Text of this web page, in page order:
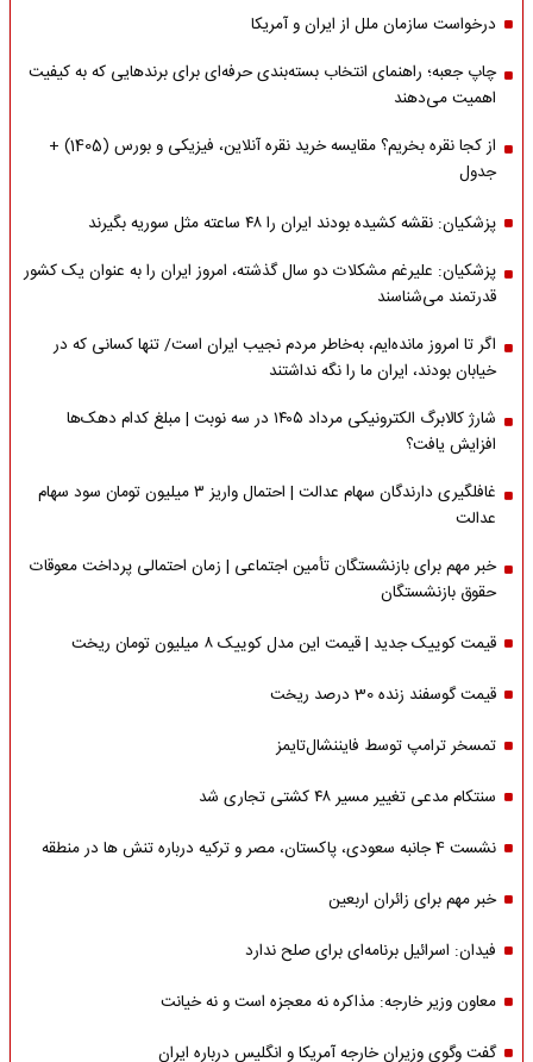
درخواست سازمان ملل از ایران و آمریکا
چاپ جعبه؛ راهنمای انتخاب بسته‌بندی حرفه‌ای برای برندهایی که به کیفیت
اهمیت می‌دهند
از کجا نقره بخریم؟ مقایسه خرید نقره آنلاین، فیزیکی و بورس (1405) +
جدول
پزشکیان: نقشه کشیده بودند ایران را ۴۸ ساعته مثل سوریه بگیرند
پزشکیان: علیرغم مشکلات دو سال گذشته، امروز ایران را به عنوان یک کشور
قدرتمند می‌شناسند
اگر تا امروز مانده‌ایم، به‌خاطر مردم نجیب ایران است/ تنها کسانی که در
خیابان بودند، ایران ما را نگه نداشتند
شارژ کالابرگ الکترونیکی مرداد ۱۴۰۵ در سه نوبت | مبلغ کدام دهک‌ها
افزایش یافت؟
غافلگیری دارندگان سهام عدالت | احتمال واریز ۳ میلیون تومان سود سهام
عدالت
خبر مهم برای بازنشستگان تأمین اجتماعی | زمان احتمالی پرداخت معوقات
حقوق بازنشستگان
قیمت کوییک جدید | قیمت این مدل کوییک ۸ میلیون تومان ریخت
قیمت گوسفند زنده 30 درصد ریخت
تمسخر ترامپ توسط فایننشال‌تایمز
سنتکام مدعی تغییر مسیر ۴۸ کشتی تجاری شد
نشست 4 جانبه سعودی، پاکستان، مصر و ترکیه درباره تنش ها در منطقه
خبر مهم برای زائران اربعین
فیدان: اسرائیل برنامه‌ای برای صلح ندارد
معاون وزیر خارجه: مذاکره نه معجزه است و نه خیانت
گفت وگوی وزیران خارجه آمریکا و انگلیس درباره ایران